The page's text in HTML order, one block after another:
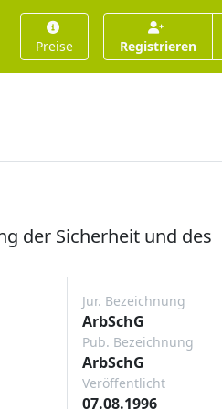
Preise Registrieren
der Sicherheit und des
Jur. Bezeichnung
ArbSchG
Pub. Bezeichnung
ArbSchG
Veröffentlicht
07.08.1996